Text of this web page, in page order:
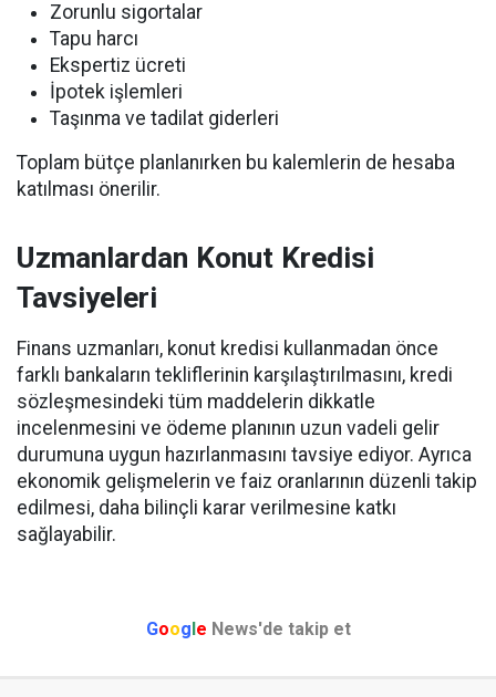
Zorunlu sigortalar
Tapu harcı
Ekspertiz ücreti
İpotek işlemleri
Taşınma ve tadilat giderleri
Toplam bütçe planlanırken bu kalemlerin de hesaba
katılması önerilir.
Uzmanlardan Konut Kredisi
Tavsiyeleri
Finans uzmanları, konut kredisi kullanmadan önce
farklı bankaların tekliflerinin karşılaştırılmasını, kredi
sözleşmesindeki tüm maddelerin dikkatle
incelenmesini ve ödeme planının uzun vadeli gelir
durumuna uygun hazırlanmasını tavsiye ediyor. Ayrıca
ekonomik gelişmelerin ve faiz oranlarının düzenli takip
edilmesi, daha bilinçli karar verilmesine katkı
sağlayabilir.
Google News'de takip et